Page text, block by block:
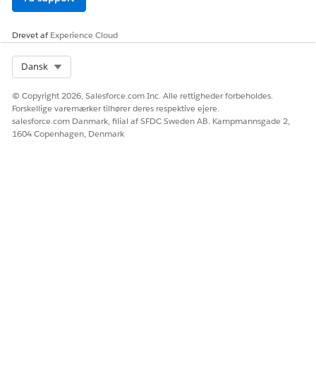
LØSTE DENNE ARTIKEL DIT PROBLEM?
Drevet afExperience Cloud
Dansk
© Copyright 2026, Salesforce.com Inc. Alle rettigheder forbeholdes.
Forskellige varemærker tilhører deres respektive ejere.
salesforce.com Danmark, filial af SFDC Sweden AB. Kampmannsgade 2,
1604 Copenhagen, Denmark